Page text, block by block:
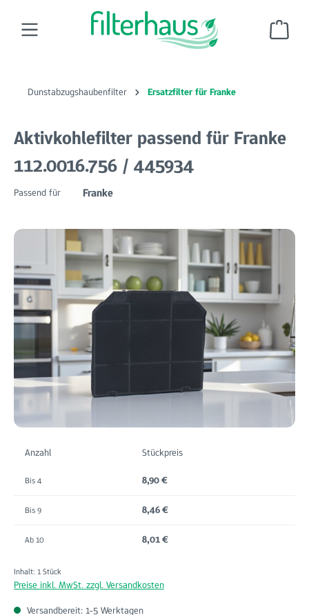
Zum Hauptinhalt springen
Dunstabzugshaubenfilter Ersatzfilter für Franke
Aktivkohlefilter passend für Franke
112.0016.756 / 445934
Passend für Franke
Bildergalerie überspringen
Anzahl Stückpreis
Bis4 8,90 €
Bis9 8,46 €
Ab10 8,01 €
Inhalt: 1 Stück
Preise inkl. MwSt. zzgl. Versandkosten
Versandbereit: 1-5 Werktagen